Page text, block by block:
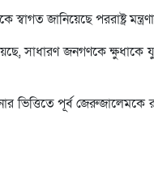
জানিয়েছে পররাষ্ট্র
জনগণকে ক্ষুধাকে
ভিত্তিতে পূর্ব জেরুজালেমকে